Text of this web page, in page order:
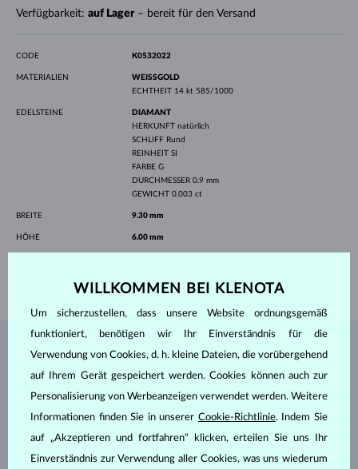
Verfügbarkeit: auf Lager– bereit für den Versand
CODE K0532022
MATERIALIEN
WEISSGOLD
ECHTHEIT 14 kt 585/1000
EDELSTEINE
DIAMANT
HERKUNFT natürlich
SCHLIFF Rund
REINHEIT SI
FARBE G
DURCHMESSER 0.9 mm
GEWICHT 0.003 ct
BREITE 9.30 mm
HÖHE 6.00 mm
SCHMUCK AUS DEMKLENOTA ATELIER
WILLKOMMEN BEI KLENOTA
Um sicherzustellen, dass unsere Website ordnungsgemäß
funktioniert, benötigen wir Ihr Einverständnis für die
Verwendung von Cookies, d. h. kleine Dateien, die vorübergehend
auf Ihrem Gerät gespeichert werden. Cookies können auch zur
Personalisierung von Werbeanzeigen verwendet werden. Weitere
Informationen finden Sie in unserer Cookie-Richtlinie. Indem Sie
auf „Akzeptieren und fortfahren“ klicken, erteilen Sie uns Ihr
Einverständnis zur Verwendung aller Cookies, was uns wiederum